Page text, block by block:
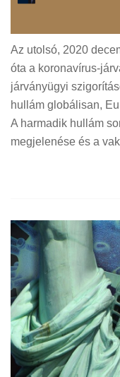
Az utolsó, 2020
óta a koronavírus-
járványügyi
hullám globálisan,
A harmadik hullám
megjelenése és a